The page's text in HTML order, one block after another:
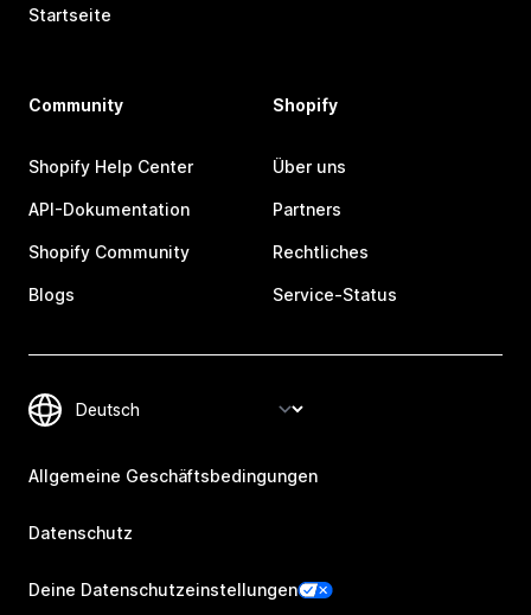
Startseite
Community
Shopify Help Center
API-Dokumentation
Shopify Community
Blogs
Shopify
Über uns
Partners
Rechtliches
Service-Status
Allgemeine Geschäftsbedingungen
Datenschutz
Deine Datenschutzeinstellungen